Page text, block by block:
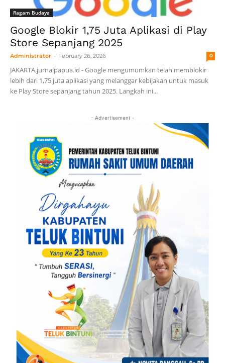
Ragam Budaya
Google Blokir 1,75 Juta Aplikasi di Play
Store Sepanjang 2025
Administrator - February 26, 2026 0
JAKARTA,jurnalpapua.id - Google mengumumkan telah memblokir
lebih dari 1,75 juta aplikasi yang melanggar kebijakan untuk masuk
ke Play Store sepanjang tahun 2025. Langkah ini...
- Advertisement -